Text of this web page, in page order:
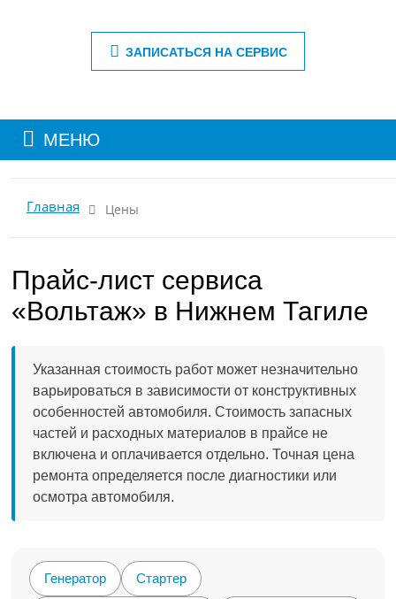
ЗАПИСАТЬСЯ НА СЕРВИС
МЕНЮ
Главная Цены
Прайс-лист сервиса
«Вольтаж» в Нижнем Тагиле
Указанная стоимость работ может незначительно
варьироваться в зависимости от конструктивных
особенностей автомобиля. Стоимость запасных
частей и расходных материалов в прайсе не
включена и оплачивается отдельно. Точная цена
ремонта определяется после диагностики или
осмотра автомобиля.
Генератор Стартер